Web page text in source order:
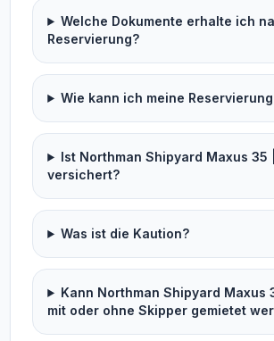
Welche Dokumente erhalte ich
Reservierung?
Wie kann ich meine
Ist Northman Shipyard Maxus 35
versichert?
Was ist die Kaution?
Kann Northman Shipyard Maxus
mit oder ohne Skipper gemietet